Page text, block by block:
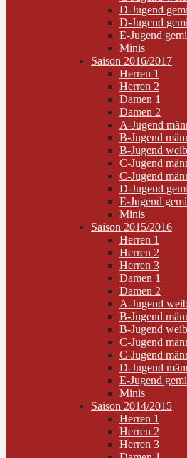
D-Jugend
D-Jugend
E-Jugend
Minis
Saison 2016/2017
Herren 1
Herren 2
Damen 1
Damen 2
A-Jugend
B-Jugend
B-Jugend
C-Jugend
C-Jugend
D-Jugend
E-Jugend
Minis
Saison 2015/2016
Herren 1
Herren 2
Herren 3
Damen 1
Damen 2
A-Jugend
B-Jugend
B-Jugend
C-Jugend
C-Jugend
D-Jugend
E-Jugend
Minis
Saison 2014/2015
Herren 1
Herren 2
Herren 3